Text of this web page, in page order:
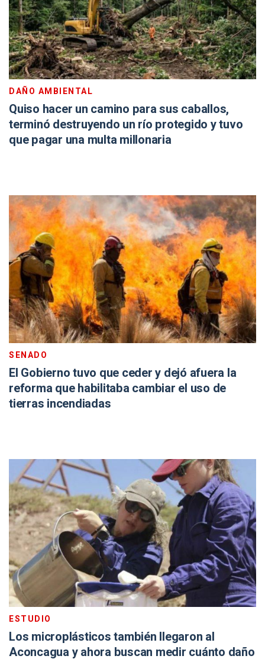
DAÑO AMBIENTAL
Quiso hacer un camino para sus caballos,
terminó destruyendo un río protegido y tuvo
que pagar una multa millonaria
SENADO
El Gobierno tuvo que ceder y dejó afuera la
reforma que habilitaba cambiar el uso de
tierras incendiadas
ESTUDIO
Los microplásticos también llegaron al
Aconcagua y ahora buscan medir cuánto daño